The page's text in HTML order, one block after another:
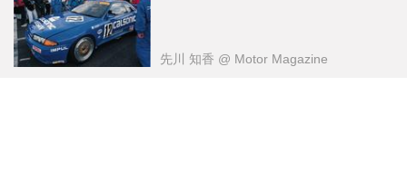
先川 知香 @ Motor Magazine